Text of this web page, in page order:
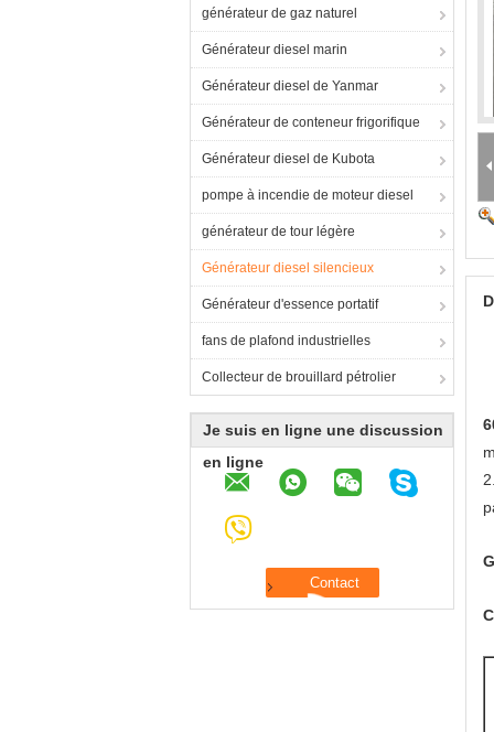
générateur de gaz naturel
Générateur diesel marin
Générateur diesel de Yanmar
Générateur de conteneur frigorifique
Générateur diesel de Kubota
pompe à incendie de moteur diesel
générateur de tour légère
Générateur diesel silencieux
Générateur d'essence portatif
fans de plafond industrielles
Collecteur de brouillard pétrolier
Je suis en ligne une discussion
en ligne